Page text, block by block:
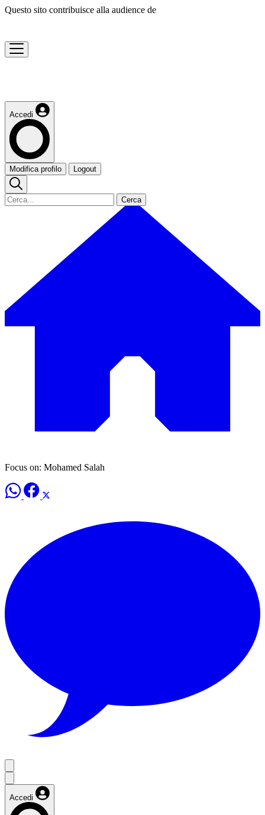
Questo sito contribuisce alla audience de
Accedi
Modifica profilo Logout
Cerca
Focus on: Mohamed Salah
Accedi